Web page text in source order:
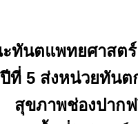
ทันตแพทยศาสต
ที่ 5 ส่งหน่วยทันต
สุขภาพช่องปาก